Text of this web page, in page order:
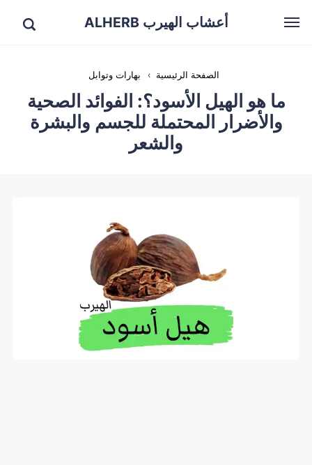
أعشاب الهيرب ALHERB
الصفحة الرئيسية › بهارات وتوابل
ما هو الهيل الأسود؟: الفوائد الصحية
والأضرار المحتملة للجسم والبشرة
والشعر